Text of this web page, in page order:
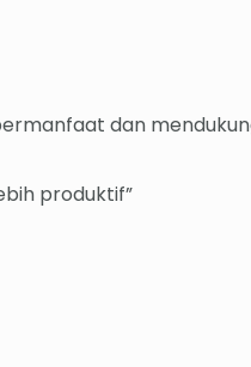
dan
produktif”